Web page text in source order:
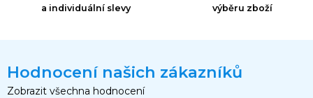
a individuální slevy
výběru zboží
Hodnocení našich zákazníků
Zobrazit všechna hodnocení